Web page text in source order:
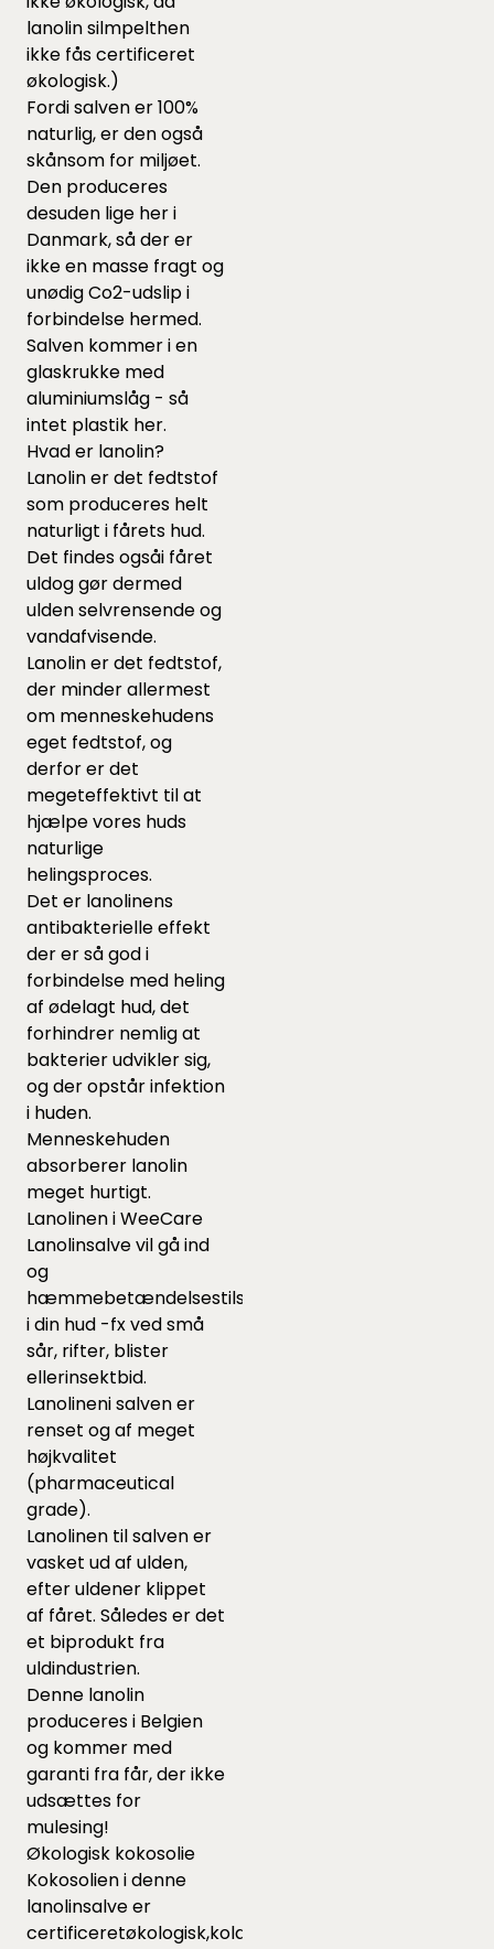
lanolin silmpelthen
ikke fås certificeret
økologisk.)
Fordi salven er 100%
naturlig, er den også
skånsom for miljøet.
Den produceres
desuden lige her i
Danmark, så der er
ikke en masse fragt og
unødig Co2-udslip i
forbindelse hermed.
Salven kommer i en
glaskrukke med
aluminiumslåg - så
intet plastik her.
Hvad er lanolin?
Lanolin er det fedtstof
som produceres helt
naturligt i fårets hud.
Det findes ogsåi fåret
uldog gør dermed
ulden selvrensende og
vandafvisende.
Lanolin er det fedtstof,
der minder allermest
om menneskehudens
eget fedtstof, og
derfor er det
megeteffektivt til at
hjælpe vores huds
naturlige
helingsproces.
Det er lanolinens
antibakterielle effekt
der er så god i
forbindelse med heling
af ødelagt hud, det
forhindrer nemlig at
bakterier udvikler sig,
og der opstår infektion
i huden.
Menneskehuden
absorberer lanolin
meget hurtigt.
Lanolinen i WeeCare
Lanolinsalve vil gå ind
og
hæmmebetændelsestilstande
i din hud -fx ved små
sår, rifter, blister
ellerinsektbid.
Lanolineni salven er
renset og af meget
højkvalitet
(pharmaceutical
grade).
Lanolinen til salven er
vasket ud af ulden,
efter uldener klippet
af fåret. Således er det
et biprodukt fra
uldindustrien.
Denne lanolin
produceres i Belgien
og kommer med
garanti fra får, der ikke
udsættes for
mulesing!
Økologisk kokosolie
Kokosolien i denne
lanolinsalve er
certificeretøkologisk,koldpressetjomfrukokosolie.